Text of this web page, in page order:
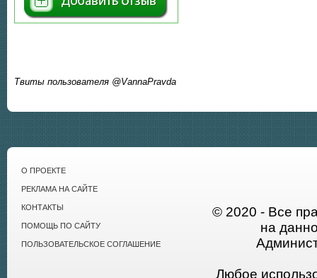
Твиты пользователя @VannaPravda
О ПРОЕКТЕ
РЕКЛАМА НА САЙТЕ
КОНТАКТЫ
ПОМОЩЬ ПО САЙТУ
ПОЛЬЗОВАТЕЛЬСКОЕ СОГЛАШЕНИЕ
© 2020 - Все
на
Любое